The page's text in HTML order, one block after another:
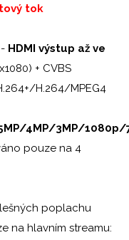
tok
- HDMI výstup až ve
+ CVBS
H.264/MPEG4
4MP/3MP/
pouze na 4
poplachu
na hlavním streamu: